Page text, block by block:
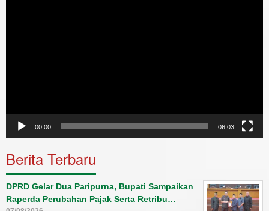
00:00 06:03
Berita Terbaru
DPRD Gelar Dua Paripurna, Bupati Sampaikan
Raperda Perubahan Pajak Serta Retribu…